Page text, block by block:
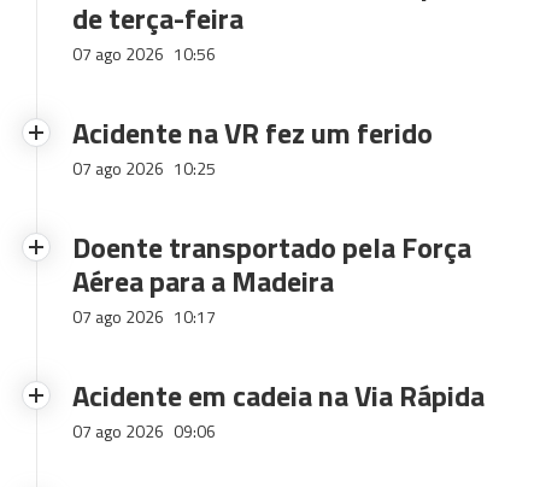
de terça-feira
07 ago 2026 10:56
Acidente na VR fez um ferido
07 ago 2026 10:25
Doente transportado pela Força
Aérea para a Madeira
07 ago 2026 10:17
Acidente em cadeia na Via Rápida
07 ago 2026 09:06